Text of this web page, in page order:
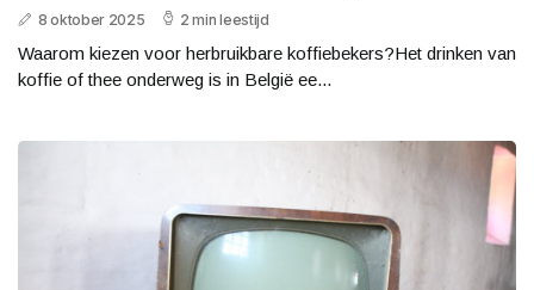
8 oktober 2025 2 min leestijd
Waarom kiezen voor herbruikbare koffiebekers?Het drinken van
koffie of thee onderweg is in België ee...